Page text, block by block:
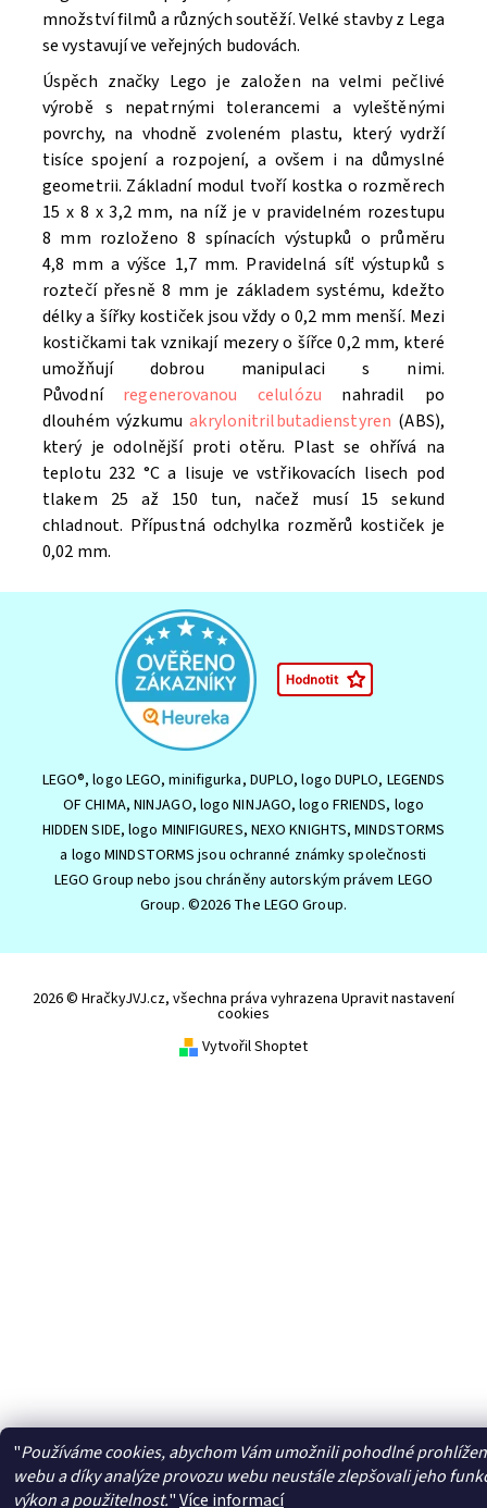
množství filmů a různých soutěží. Velké stavby z Lega
se vystavují ve veřejných budovách.
Úspěch značky Lego je založen na velmi pečlivé
výrobě s nepatrnými tolerancemi a vyleštěnými
povrchy, na vhodně zvoleném plastu, který vydrží
tisíce spojení a rozpojení, a ovšem i na důmyslné
geometrii. Základní modul tvoří kostka o rozměrech
15 x 8 x 3,2 mm, na níž je v pravidelném rozestupu
8 mm rozloženo 8 spínacích výstupků o průměru
4,8 mm a výšce 1,7 mm. Pravidelná síť výstupků s
roztečí přesně 8 mm je základem systému, kdežto
délky a šířky kostiček jsou vždy o 0,2 mm menší. Mezi
kostičkami tak vznikají mezery o šířce 0,2 mm, které
umožňují dobrou manipulaci s nimi.
Původní regenerovanou celulózu nahradil po
dlouhém výzkumuakrylonitrilbutadienstyren (ABS),
který je odolnější proti otěru. Plast se ohřívá na
teplotu 232 °C a lisuje ve vstřikovacích lisech pod
tlakem 25 až 150 tun, načež musí 15 sekund
chladnout. Přípustná odchylka rozměrů kostiček je
0,02 mm.
LEGO®, logo LEGO, minifigurka, DUPLO, logo DUPLO, LEGENDS
OF CHIMA, NINJAGO, logo NINJAGO, logo FRIENDS, logo
HIDDEN SIDE, logo MINIFIGURES, NEXO KNIGHTS, MINDSTORMS
a logo MINDSTORMS jsou ochranné známky společnosti
LEGO Group nebo jsou chráněny autorským právem LEGO
Group. ©2026 The LEGO Group.
2026 © HračkyJVJ.cz, všechna práva vyhrazena Upravit nastavení
cookies
Vytvořil Shoptet
"Používáme cookies, abychom Vám umožnili pohodlné
webu a díky analýze provozu webu neustále zlepšovali jeho
výkon a použitelnost."Více informací